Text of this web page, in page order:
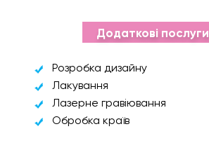
Додаткові послуги
Розробка дизайну
Лакування
Лазерне гравіювання
Обробка країв